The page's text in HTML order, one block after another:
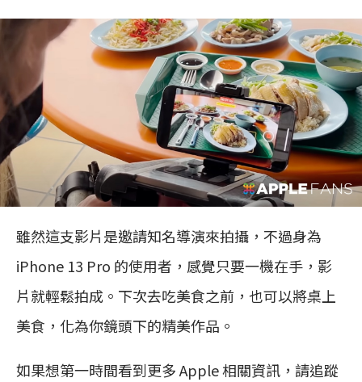
雖然這支影片是邀請知名導演來拍攝，不過身為
iPhone 13 Pro 的使用者，感覺只要一機在手，影
片就輕鬆拍成。下次去吃美食之前，也可以將桌上
美食，化為你鏡頭下的精美作品。
如果想第一時間看到更多 Apple 相關資訊，請追蹤